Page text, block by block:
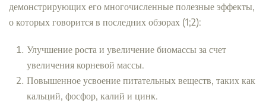
демонстрирующих его многочисленные полезные эффекты,
о которых говорится в последних обзорах (1;2):
Улучшение роста и увеличение биомассы за счет
увеличения корневой массы.
Повышенное усвоение питательных веществ, таких как
кальций, фосфор, калий и цинк.